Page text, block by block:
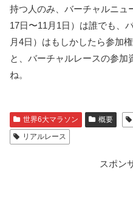
持つ人のみ、バーチャルニュ
17日〜11月1日）は誰でも、
月4日）はもしかしたら参加
と、バーチャルレースの参加
ね。
世界6大マラソン 概要
リアルレース
スポン